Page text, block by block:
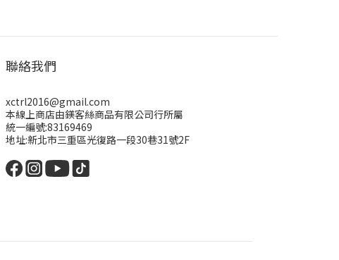
聯絡我們
xctrl2016@gmail.com
本線上商店由鎂客絲商品有限公司行所屬
統一編號:83169469
地址:新北市三重區光復路一段30巷31號2F